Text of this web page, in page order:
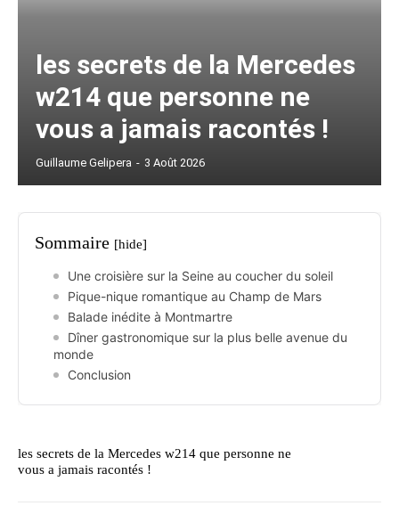
les secrets de la Mercedes
w214 que personne ne
vous a jamais racontés !
Guillaume Gelipera - 3 Août 2026
Sommaire [hide]
Une croisière sur la Seine au coucher du soleil
Pique-nique romantique au Champ de Mars
Balade inédite à Montmartre
Dîner gastronomique sur la plus belle avenue du
monde
Conclusion
les secrets de la Mercedes w214 que personne ne
vous a jamais racontés !